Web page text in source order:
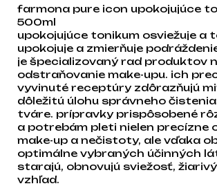
farmona pure icon upokojujúce
500ml
upokojujúce tonikum osviežuje a
upokojuje a zmierňuje
je špecializovaný rad produktov
odstraňovanie make-upu. ich
vyvinuté receptúry zdôrazňujú
dôležitú úlohu správneho čistenia
tváre. prípravky prispôsobené
a potrebám pleti nielen precízne
make-up a nečistoty, ale vďaka
optimálne vybraných účinných
starajú, obnovujú sviežosť,
vzhľad.